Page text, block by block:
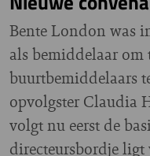
Bente London was
als bemiddelaar om
buurtbemiddelaars
opvolgster Claudia
volgt nu eerst de
directeursbordje